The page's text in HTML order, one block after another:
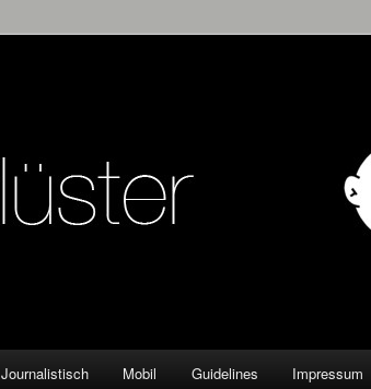
Journalistisch Mobil Guidelines Impressum